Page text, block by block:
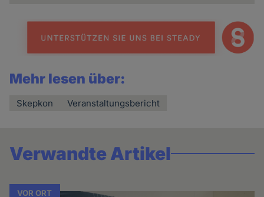
Mehr lesen über:
Skepkon Veranstaltungsbericht
Verwandte Artikel
VOR ORT